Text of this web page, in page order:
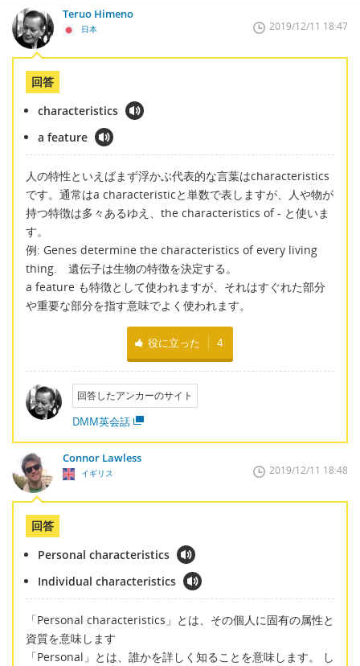
Teruo Himeno
日本 2019/12/11 18:47
回答
characteristics
a feature
人の特性といえばまず浮かぶ代表的な言葉はcharacteristics
です。通常はa characteristicと単数で表しますが、人や物が
持つ特徴は多々あるゆえ、the characteristics of - と使いま
す。
例: Genes determine the characteristics of every living
thing. 遺伝子は生物の特徴を決定する。
a feature も特徴として使われますが、それはすぐれた部分
や重要な部分を指す意味でよく使われます。
役に立った 4
回答したアンカーのサイト
DMM英会話
Connor Lawless
イギリス 2019/12/11 18:48
回答
Personal characteristics
Individual characteristics
「Personal characteristics」とは、その個人に固有の属性と
資質を意味します
「Personal」とは、誰かを詳しく知ることを意味します。 し